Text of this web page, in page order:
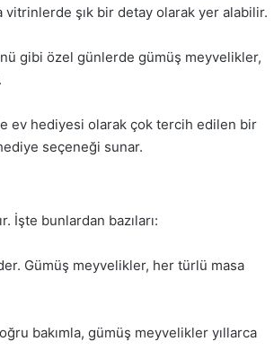
vitrinlerde şık bir detay olarak yer alabilir.
gibi özel günlerde gümüş meyvelikler,
ev hediyesi olarak çok tercih edilen bir
seçeneği sunar.
İşte bunlardan bazıları:
Gümüş meyvelikler, her türlü masa
bakımla, gümüş meyvelikler yıllarca